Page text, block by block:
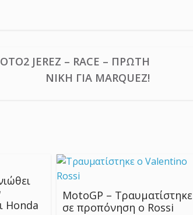
JEREZ – RACE – ΠΡΏΤΗ
ΝΊΚΗ ΓΙΑ MARQUEZ!
Honda
MotoGP – Τραυματίστηκε
σε προπόνηση ο Rossi